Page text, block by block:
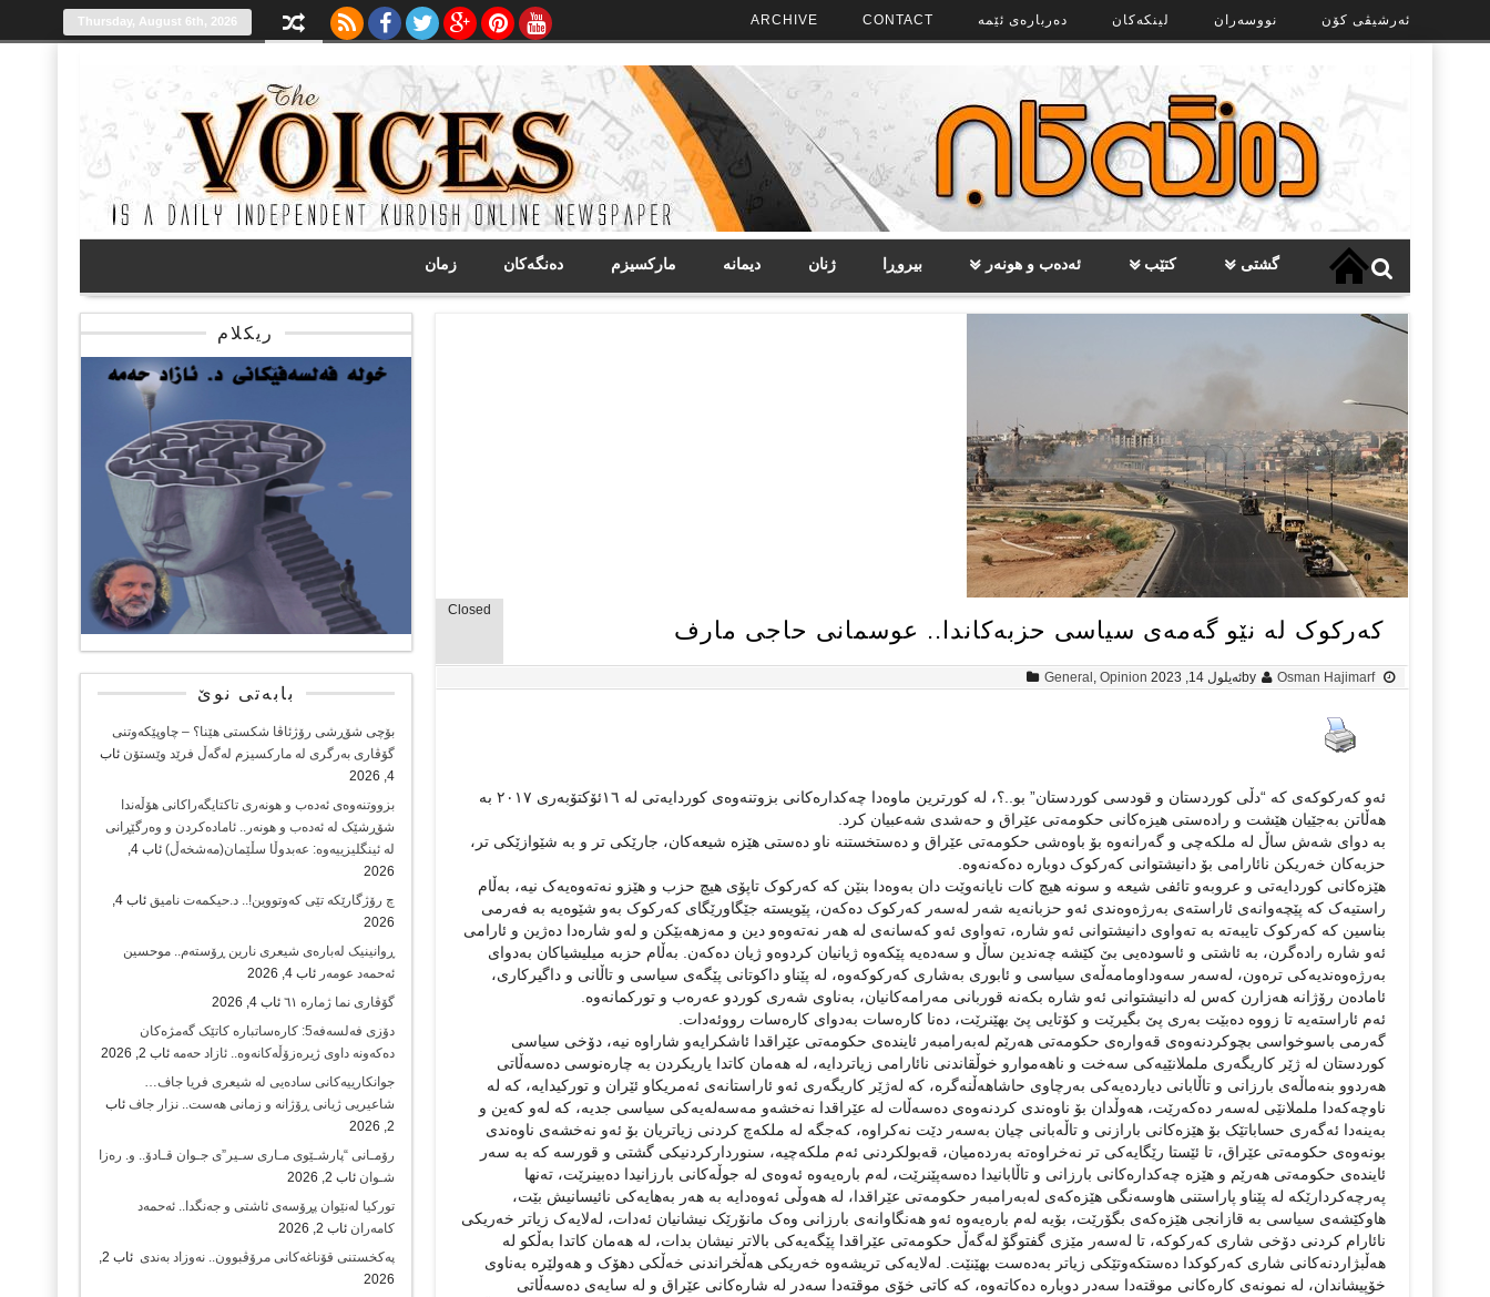
ئەرشیڤی کۆن نووسەران لینکەکان دەربارەی ئێمە CONTACT
ARCHIVE
Thursday, August 6th, 2026
گشتی کتێب ئەدەب و هونەر بیروڕا ژنان دیمانە مارکسیزم دەنگەکان زمان
کەرکوک لە نێو گەمەی سیاسی حزبەکاندا.. عوسمانی حاجی مارف
Closed
by Osman Hajimarf ئه‌یلول 14, 2023 General , Opinion
ئەو کەرکوکەی کە “دڵی کوردستان و قودسی کوردستان” بو..؟، لە کورترین ماوەدا چەکدارەکانی بزوتنەوەی کوردایەتی لە ١٦ئۆکتۆبەری ٢٠١٧ بە
هەڵاتن بەجێیان هێشت و رادەستی هیزەکانی حکومەتی عێراق و حەشدی شەعبیان کرد.
بە دوای شەش ساڵ لە ملکەچی و گەرانەوە بۆ باوەشی حکومەتی عێراق و دەستخستنە ناو دەستی هێزە شیعەکان، جارێکی تر و بە شێوازێکی تر،
حزبەکان خەریکن نائارامی بۆ دانیشتوانی کەرکوک دوبارە دەکەنەوە.
هێزەکانی کوردایەتی و عروبەو تائفی شیعە و سونە هیچ کات نایانەوێت دان بەوەدا بنێن کە کەرکوک تاپۆی هیچ حزب و هێزو نەتەوەیەک نیە، بەڵام
راستیەک کە پێچەوانەی ئاراستەی بەرژەوەندی ئەو حزبانەیە شەر لەسەر کەرکوک دەکەن، پێویستە جێگاورێگای کەرکوک بەو شێوەیە بە فەرمی
بناسین کە کەرکوک تایبەتە بە تەواوی دانیشتوانی ئەو شارە، تەواوی ئەو کەسانەی لە هەر نەتەوەو دین و مەزهەبێکن و لەو شارەدا دەژین و ئارامی
ئەو شارە رادەگرن، بە ئاشتی و ئاسودەیی بێ کێشە چەندین ساڵ و سەدەیە پێکەوە ژیانیان کردوەو ژیان دەکەن. بەڵام حزبە میلیشیاکان بەدوای
بەرژەوەندیەکی ترەون، لەسەر سەوداومامەڵەی سیاسی و ئابوری بەشاری کەرکوکەوە، لە پێناو داکوتانی پێگەی سیاسی و تاڵانی و داگیرکاری،
ئامادەن رۆژانە هەزارن کەس لە دانیشتوانی ئەو شارە بکەنە قوربانی مەرامەکانیان، بەناوی شەری کوردو عەرەب و تورکمانەوە.
ئەم ئاراستەیە تا زووە دەبێت بەری پێ بگیرێت و کۆتایی پێ بهێنرێت، دەنا کارەسات بەدوای کارەسات رووئەدات.
گەرمی باسوخواسی بچوکردنەوەی قەوارەی حکومەتی هەرێم لەبەرامبەر ئایندەی حکومەتی عێراقدا ئاشکرایەو شاراوە نیە، دۆخی سیاسی
کوردستان لە ژێر کاریگەری ململانێیەکی سەخت و ناهەموارو خوڵقاندنی نائارامی زیاتردایە، لە هەمان کاتدا یاریکردن بە چارەنوسی دەسەڵاتی
هەردوو بنەماڵەی بارزانی و تاڵابانی دیاردەیەکی بەرچاوی حاشاهەڵنەگرە، کە لەژێر کاریگەری ئەو ئاراستانەی ئەمریکاو ئێران و تورکیدایە، کە لە
ناوچەکەدا ململانێی لەسەر دەکەرێت، هەوڵدان بۆ ناوەندی کردنەوەی دەسەڵات لە عێراقدا نەخشەو مەسەلەیەکی سیاسی جدیە، کە لەو کەین و
بەینەدا ئەگەری حساباتێک بۆ هێزەکانی بارازنی و تاڵەبانی چیان بەسەر دێت نەکراوە، کەجگە لە ملکەچ کردنی زیاتریان بۆ ئەو نەخشەی ناوەندی
بونەوەی حکومەتی عێراق، تا ئێستا رێگایەکی تر نەخراوەتە بەردەمیان، قەبولکردنی ئەم ملکەچیە، سنوردارکردنیکی گشتی و قورسە کە بە سەر
ئایندەی حکومەتی هەرێم و هێزە چەکدارەکانی بارزانی و تاڵابانیدا دەسەپێنرێت، لەم بارەیەوە ئەوەی لە جوڵەکانی بارزانیدا دەبینرێت، تەنها
پەرچەکردارێکە لە پێناو پاراستنی هاوسەنگی هێزەکەی لەبەرامبەر حکومەتی عێراقدا، لە هەوڵی ئەوەدایە بە هەر بەهایەکی نائیسانیش بێت،
هاوکێشەی سیاسی بە قازانجی هێزەکەی بگۆرێت، بۆیە لەم بارەیەوە ئەو هەنگاوانەی بارزانی وەک مانۆرێک نیشانیان ئەدات، لەلایەک زیاتر خەریکی
نائارام کردنی دۆخی شاری کەرکوکە، تا لەسەر مێزی گفتوگۆ لەگەڵ حکومەتی عێراقدا پێگەیەکی بالاتر نیشان بدات، لە هەمان کاتدا بەڵکو لە
هەڵبژاردنەکانی شاری کەرکوکدا دەستکەوتێکی زیاتر بەدەست بهێنێت. لەلایەکی تریشەوە خەریکی هەڵخراندنی خەڵکی دهۆک و هەولێرە بەناوی
خۆپیشاندان، لە نمونەی کارەکانی موقتەدا سەدر دوبارە دەکاتەوە، کە کاتی خۆی موقتەدا سەدر لە شارەکانی عێراق و لە سایەی دەسەڵاتی
ریکلام
بابەتی نوێ
بۆچی شۆڕشی رۆژئاڤا شکستی هێنا؟ – چاوپێکەوتنی
گۆڤاری بەرگری لە مارکسیزم لەگەڵ فرێد وێستۆن ئاب
4, 2026
بزووتنەوەی ئەدەب و هونەری تاکتایگەراکانی هۆڵەندا
شۆڕشێک لە ئەدەب و هونەر.. ئامادەکردن و وەرگێڕانی
لە ئینگلیزییەوە: عەبدوڵا سڵێمان(مەشخەڵ)
ئاب 4,
2026
چ رۆژگارێکە تێی کەوتووین!.. د.حیکمەت نامیق
ئاب 4,
2026
ڕوانینیک لەبارەى شیعرى نارین ڕۆستەم.. موحسین
ئەحمەد عومەر ئاب 4, 2026
گۆڤاری نما ژمارە ٦١
ئاب 4, 2026
دۆزی فەلسەفە5: کارەساتبارە کاتێک گەمژەکان
دەکەونە داوی ژیرەزۆڵەکانەوە.. ئازاد حەمە ئاب 2, 2026
جوانکارییەکانی سادەیی لە شیعری فریا جاف…
شاعیریی ژیانی ڕۆژانە و زمانی هەست.. نزار جاف ئاب
2, 2026
رۆمـانی “پارشـێوی مـاری سـیر”ی جـوان قـادۆ.. و. رەزا
شـوان ئاب 2, 2026
تورکیا لەنێوان پڕۆسەی ئاشتی و جەنگدا.. ئەحمەد
کامەران ئاب 2, 2026
پەکخستنی قۆناغەکانی مرۆڤبوون.. نەوزاد بەندی
ئاب 2,
2026